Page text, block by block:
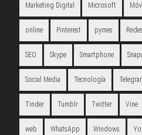
Marketing Digital Microsoft
online Pinterest pymes
SEO Skype Smartphone
Social Media Tecnología
Tinder Tumblr Twitter Vine
web WhatsApp Windows